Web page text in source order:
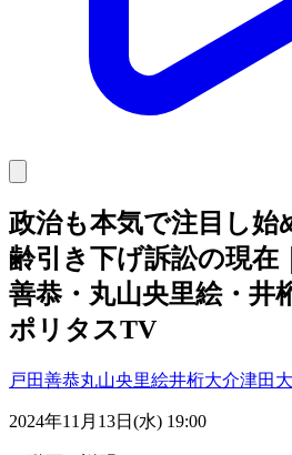
政治も本気で注目し始
齢引き下げ訴訟の現在
善恭・丸山央里絵・井
ポリタスTV
戸田善恭丸山央里絵井桁大介津田
2024年11月13日(水) 19:00